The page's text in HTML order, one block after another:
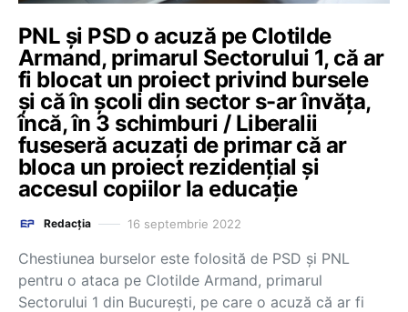
PNL și PSD o acuză pe Clotilde
Armand, primarul Sectorului 1, că ar
fi blocat un proiect privind bursele
și că în școli din sector s-ar învăța,
încă, în 3 schimburi / Liberalii
fuseseră acuzați de primar că ar
bloca un proiect rezidențial și
accesul copiilor la educație
Redacția 16 septembrie 2022
Chestiunea burselor este folosită de PSD și PNL
pentru o ataca pe Clotilde Armand, primarul
Sectorului 1 din București, pe care o acuză că ar fi